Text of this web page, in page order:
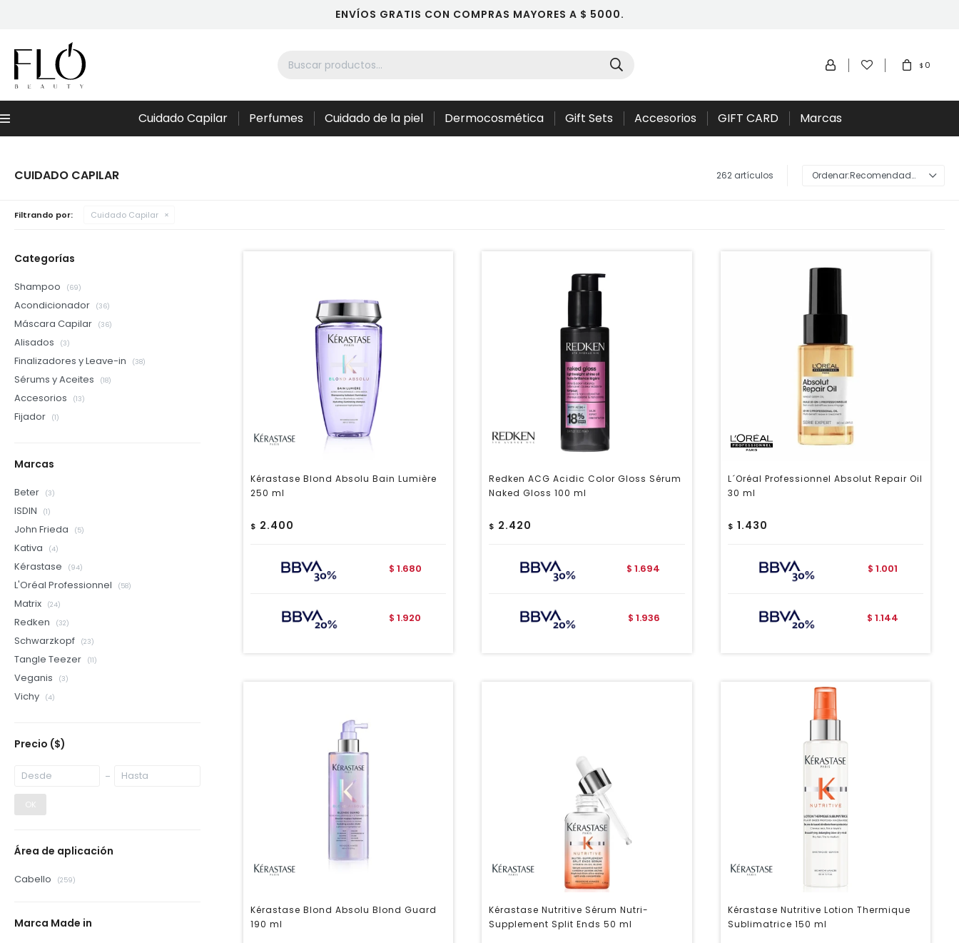
ENVÍOS GRATIS CON COMPRAS MAYORES A $ 5000.
Menú Cuidado Capilar Perfumes Cuidado de la piel Dermocosmética Gift Sets Accesorios GIFT CARD Marcas
$ 0
CUIDADO CAPILAR 262 artículos Recomendados
Filtrando por: Cuidado Capilar
Kérastase Blond Absolu Bain Lumière
250 ml
$ 2.400
$ 1.680
$ 1.920
Redken ACG Acidic Color Gloss Sérum
Naked Gloss 100 ml
$ 2.420
$ 1.694
$ 1.936
L´Oréal Professionnel Absolut Repair Oil
30 ml
$ 1.430
$ 1.001
$ 1.144
Kérastase Blond Absolu Blond Guard
190 ml
Kérastase Nutritive Sérum Nutri-
Supplement Split Ends 50 ml
Kérastase Nutritive Lotion Thermique
Sublimatrice 150 ml
Categorías
Shampoo (69)
Acondicionador (36)
Máscara Capilar (36)
Alisados (3)
Finalizadores y Leave-in (38)
Sérums y Aceites (18)
Accesorios (13)
Fijador (1)
Marcas
Beter (3)
ISDIN (1)
John Frieda (5)
Kativa (4)
Kérastase (94)
L'Oréal Professionnel (58)
Matrix (24)
Redken (32)
Schwarzkopf (23)
Tangle Teezer (11)
Veganis (3)
Vichy (4)
Precio ($)
OK
Área de aplicación
Cabello (259)
Marca Made in